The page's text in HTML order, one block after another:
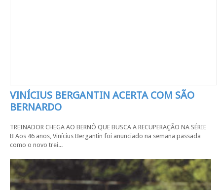
VINÍCIUS BERGANTIN ACERTA COM SÃO
BERNARDO
TREINADOR CHEGA AO BERNÔ QUE BUSCA A RECUPERAÇÃO NA SÉRIE
B Aos 46 anos, Vinícius Bergantin foi anunciado na semana passada
como o novo trei...